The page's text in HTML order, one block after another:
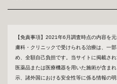
【免責事項】2021年6月調査時点の内容を
膚科・クリニックで受けられる治療は、一
め、全額自己負担です。当サイトに掲載さ
医薬品または医療機器を用いた施術が含ま
示、諸外国における安全性等に係る情報の